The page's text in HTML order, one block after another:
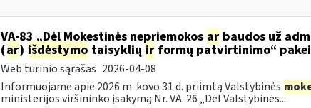
VA-83 „Dėl Mokestinės nepriemokos arbaudos už
(ar) išdėstymo taisyklių irformų patvirtinimo“
Web turinio sąrašas 2026-04-08
Informuojame apie 2026 m. kovo 31 d. priimtą Valstybinės
ministerijos viršininko įsakymą Nr. VA-26 „Dėl Valstybinės...